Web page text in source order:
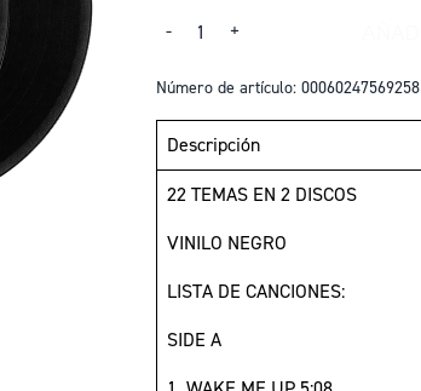
Cantidad
- +
Número de artículo: 00060247569258
Descripción
22 TEMAS EN 2 DISCOS
VINILO NEGRO
LISTA DE CANCIONES:
SIDE A